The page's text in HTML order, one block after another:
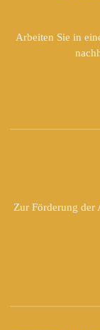
Arbeiten Sie in
Zur Förderung der